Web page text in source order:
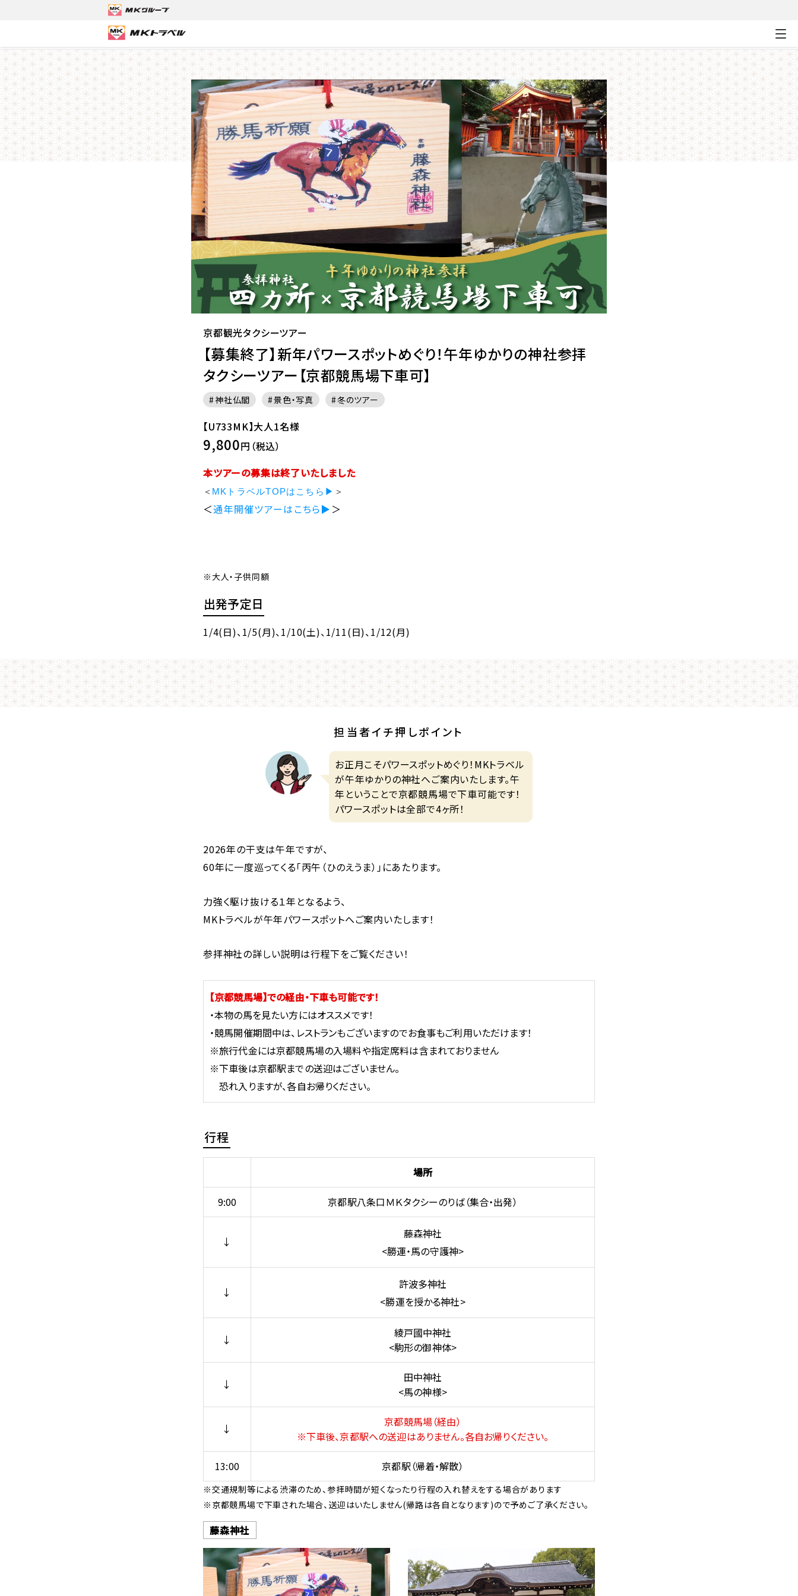
MKトラベルTOP 京都観光タクシーツアー
京都観光タクシーツアー
【募集終了】新年パワースポットめぐり！午年ゆかりの神社参拝
タクシーツアー【京都競馬場下車可】
神社仏閣 景色・写真 冬のツアー
【U733MK】大人1名様
9,800円（税込）
本ツアーの募集は終了いたしました
＜ MKトラベルTOPはこちら▶ ＞
＜通年開催ツアーはこちら▶ ＞
※大人・子供同額
出発予定日
1/4(日)、1/5(月)、1/10(土)、1/11(日)、1/12(月)
担当者イチ押しポイント
お正月こそパワースポットめぐり！MKトラベル
が午年ゆかりの神社へご案内いたします。午
年ということで京都競馬場で下車可能です！
パワースポットは全部で4ヶ所！
2026年の干支は午年ですが、
60年に一度巡ってくる「丙午（ひのえうま）」にあたります。
力強く駆け抜ける１年となるよう、
MKトラベルが午年パワースポットへご案内いたします！
参拝神社の詳しい説明は行程下をご覧ください！
【京都競馬場】での経由・下車も可能です！
・本物の馬を見たい方にはオススメです！
・競馬開催期間中は、レストランもございますのでお食事もご利用いただけます！
※旅行代金には京都競馬場の入場料や指定席料は含まれておりません
※下車後は京都駅までの送迎はございません。
恐れ入りますが、各自お帰りください。
行程
場所
9:00 京都駅八条口ＭＫタクシーのりば（集合・出発）
↓
藤森神社
<勝運・馬の守護神>
↓
許波多神社
<勝運を授かる神社>
↓
綾戸國中神社
<駒形の御神体>
↓
田中神社
<馬の神様>
↓
京都競馬場（経由）
※下車後、京都駅への送迎はありません。各自お帰りください。
13:00 京都駅（帰着・解散）
※交通規制等による渋滞のため、参拝時間が短くなったり行程の入れ替えをする場合があります
※京都競馬場で下車された場合、送迎はいたしません(帰路は各自となります)ので予めご了承ください。
藤森神社